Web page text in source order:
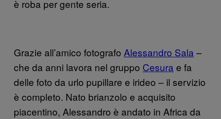
è roba per gente seria.
Grazie all’amico fotografo Alessandro Sala –
che da anni lavora nel gruppo Cesura e fa
delle foto da urlo pupillare e irideo – il servizio
è completo. Nato brianzolo e acquisito
piacentino, Alessandro è andato in Africa da